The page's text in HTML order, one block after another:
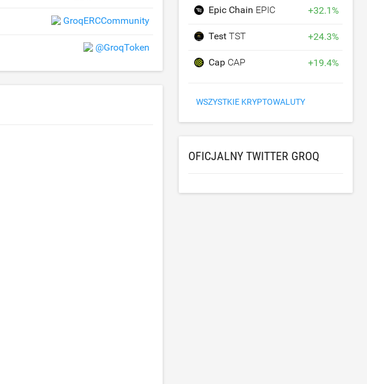
GroqERCCommunity
@GroqToken
Epic Chain EPIC +32.1%
TestTST +24.3%
Cap CAP +19.4%
WSZYSTKIE KRYPTOWALUTY
OFICJALNY TWITTER GROQ